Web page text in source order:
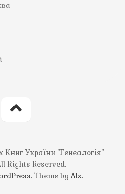
України "Генеалогія"
Rights Reserved.
. Theme by Alx.